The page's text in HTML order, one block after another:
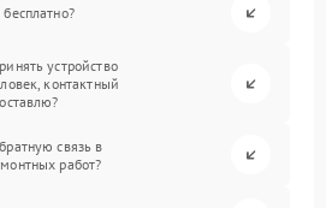
устройство
контактный
связь в
работ?